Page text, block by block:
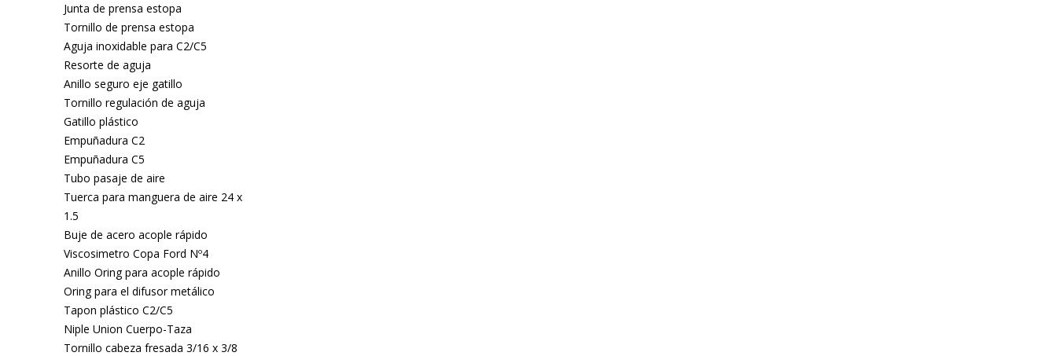
Junta de prensa estopa
Tornillo de prensa estopa
Aguja inoxidable para C2/C5
Resorte de aguja
Anillo seguro eje gatillo
Tornillo regulación de aguja
Gatillo plástico
Empuñadura C2
Empuñadura C5
Tubo pasaje de aire
Tuerca para manguera de aire 24 x
1.5
Buje de acero acople rápido
Viscosimetro Copa Ford Nº4
Anillo Oring para acople rápido
Oring para el difusor metálico
Tapon plástico C2/C5
Niple Union Cuerpo-Taza
Tornillo cabeza fresada 3/16 x 3/8